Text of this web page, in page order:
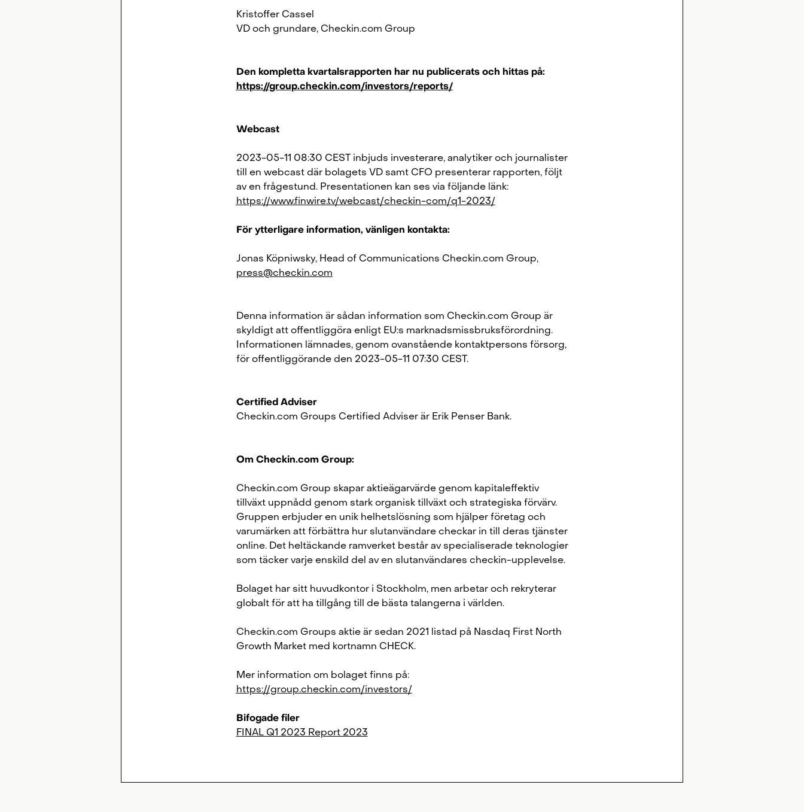
Kristoffer Cassel
VD och grundare, Checkin.com Group
Den kompletta kvartalsrapporten har nu publicerats och hittas på:
https://group.checkin.com/investors/reports/
Webcast
2023-05-11 08:30 CEST inbjuds investerare, analytiker och journalister
till en webcast där bolagets VD samt CFO presenterar rapporten, följt
av en frågestund. Presentationen kan ses via följande länk:
https://www.finwire.tv/webcast/checkin-com/q1-2023/
För ytterligare information, vänligen kontakta:
Jonas Köpniwsky, Head of Communications Checkin.com Group,
press@checkin.com
Denna information är sådan information som Checkin.com Group är
skyldigt att offentliggöra enligt EU:s marknadsmissbruksförordning.
Informationen lämnades, genom ovanstående kontaktpersons försorg,
för offentliggörande den 2023-05-11 07:30 CEST.
Certified Adviser
Checkin.com Groups Certified Adviser är Erik Penser Bank.
Om Checkin.com Group:
Checkin.com Group skapar aktieägarvärde genom kapitaleffektiv
tillväxt uppnådd genom stark organisk tillväxt och strategiska förvärv.
Gruppen erbjuder en unik helhetslösning som hjälper företag och
varumärken att förbättra hur slutanvändare checkar in till deras tjänster
online. Det heltäckande ramverket består av specialiserade teknologier
som täcker varje enskild del av en slutanvändares checkin-upplevelse.
Bolaget har sitt huvudkontor i Stockholm, men arbetar och rekryterar
globalt för att ha tillgång till de bästa talangerna i världen.
Checkin.com Groups aktie är sedan 2021 listad på Nasdaq First North
Growth Market med kortnamn CHECK.
Mer information om bolaget finns på:
https://group.checkin.com/investors/
Bifogade filer
FINAL Q1 2023 Report 2023